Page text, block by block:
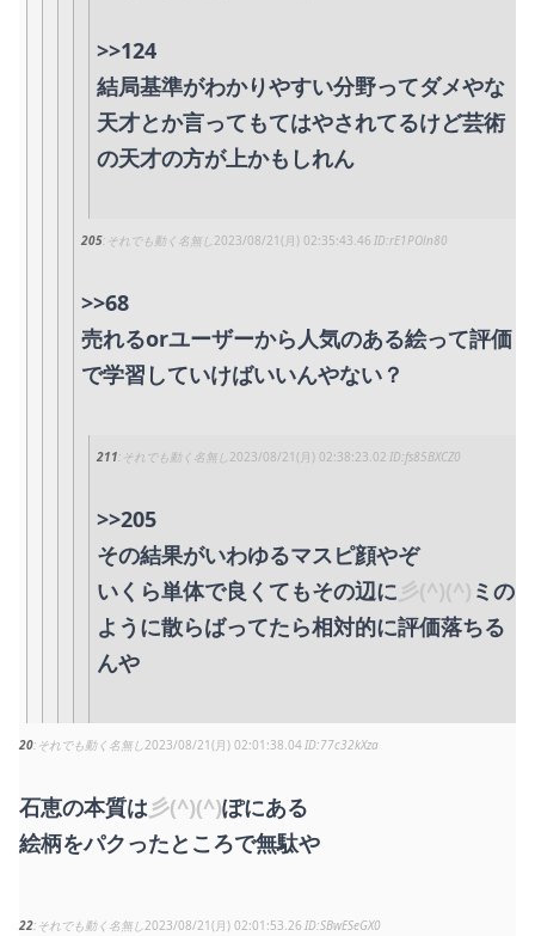
>>124
結局基準がわかりやすい分野ってダメやな
天才とか言ってもてはやされてるけど芸術
の天才の方が上かもしれん
205 それでも動く名無し2023/08/21(月) 02:35:43.46 rE1POln80
>>68
売れるorユーザーから人気のある絵って評価
で学習していけばいいんやない？
211 それでも動く名無し 2023/08/21(月) 02:38:23.02 fs85BXCZ0
>>205
その結果がいわゆるマスピ顔やぞ
いくら単体で良くてもその辺に 彡(^)(^) ミの
ように散らばってたら相対的に評価落ちる
んや
20 それでも動く名無し2023/08/21(月) 02:01:38.04 77c32kXza
石恵の本質は彡(^)(^)ぽにある
絵柄をパクったところで無駄や
22 それでも動く名無し2023/08/21(月) 02:01:53.26 SBwESeGX0